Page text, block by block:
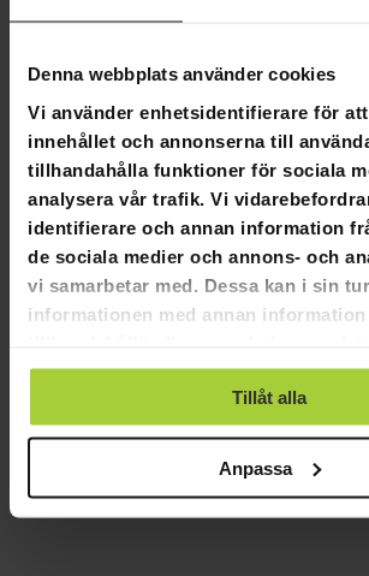
Denna webbplats använder cookies
Vi använder enhetsidentifierare för
innehållet och annonserna till
tillhandahålla funktioner för sociala
analysera vår trafik. Vi
identifierare och annan information
de sociala medier och annons- och
vi samarbetar med. Dessa kan i sin
informationen med annan
använt deras tjänster.
Tillåt alla
Anpassa
Trekker Flytring Pike
Funktioner:
Max. belastning: 150 kg
Vikt: 5,5 kg
CE-certifierad
Material: Cordula oxford, PVC
Förvaringsutrymme på baksidan
U-formad
Vikt: 6kg
Höjd: 32 cm